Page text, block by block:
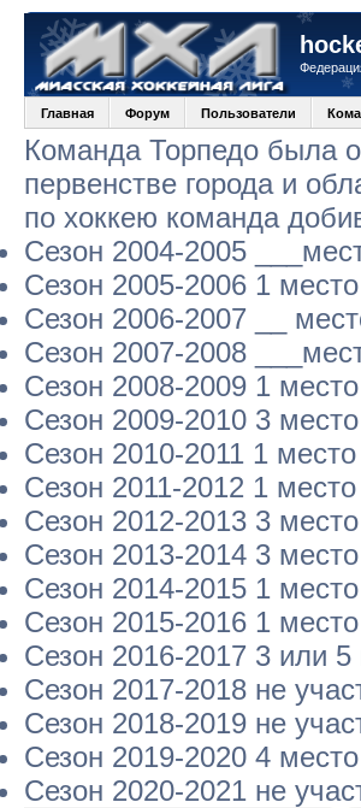
Главная Форум Пользователи
Команда Торпедо была
первенстве города и
по хоккею команда
Сезон 2004-2005
Сезон 2005-2006 1 место
Сезон 2006-2007 __
Сезон 2007-2008
Сезон 2008-2009 1 место
Сезон 2009-2010 3 место
Сезон 2010-2011 1 место
Сезон 2011-2012 1 место
Сезон 2012-2013 3 место
Сезон 2013-2014 3 место
Сезон 2014-2015 1 место
Сезон 2015-2016 1 место
Сезон 2016-2017 3 или
Сезон 2017-2018 не
Сезон 2018-2019 не
Сезон 2019-2020 4 место
Сезон 2020-2021 не